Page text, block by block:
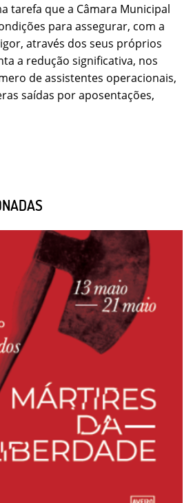
tarefa que a Câmara Municipal
para assegurar, com a
através dos seus próprios
a redução significativa, nos
de assistentes operacionais,
saídas por aposentações,